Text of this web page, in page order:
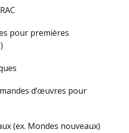
pour premières
d’œuvres pour
(ex. Mondes nouveaux)